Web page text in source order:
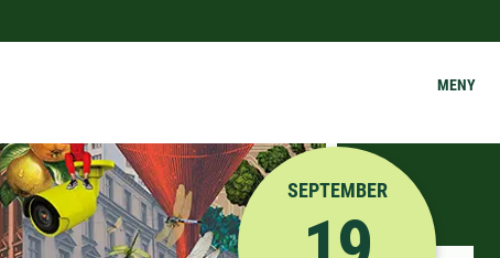
MENY
SEPTEMBER